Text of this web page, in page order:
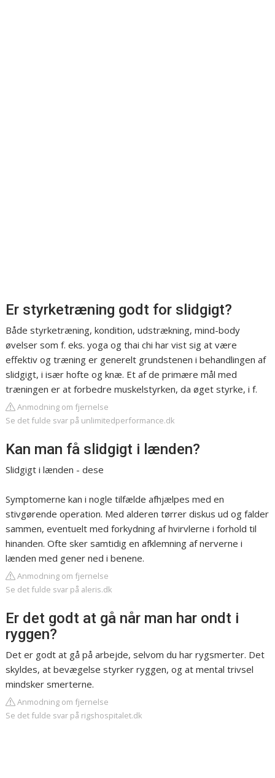
Er styrketræning godt for slidgigt?
Både styrketræning, kondition, udstrækning, mind-body
øvelser som f. eks. yoga og thai chi har vist sig at være
effektiv og træning er generelt grundstenen i behandlingen af
slidgigt, i især hofte og knæ. Et af de primære mål med
træningen er at forbedre muskelstyrken, da øget styrke, i f.
Anmodning om fjernelse
Se det fulde svar på unlimitedperformance.dk
Kan man få slidgigt i lænden?
Slidgigt i lænden - dese
Symptomerne kan i nogle tilfælde afhjælpes med en
stivgørende operation. Med alderen tørrer diskus ud og falder
sammen, eventuelt med forkydning af hvirvlerne i forhold til
hinanden. Ofte sker samtidig en afklemning af nerverne i
lænden med gener ned i benene.
Anmodning om fjernelse
Se det fulde svar på aleris.dk
Er det godt at gå når man har ondt i
ryggen?
Det er godt at gå på arbejde, selvom du har rygsmerter. Det
skyldes, at bevægelse styrker ryggen, og at mental trivsel
mindsker smerterne.
Anmodning om fjernelse
Se det fulde svar på rigshospitalet.dk